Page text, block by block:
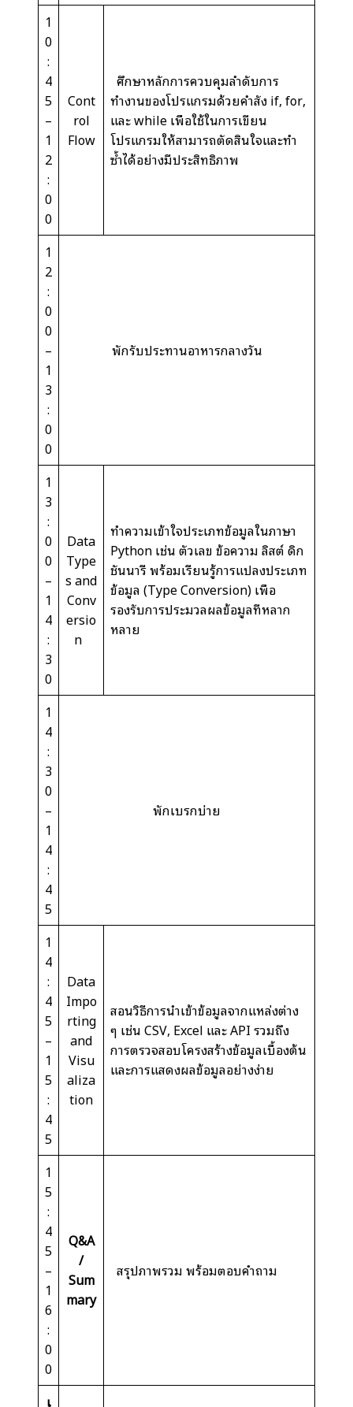
1
0
:
4
5
–
1
2
:
0
0
Cont
rol
Flow
ศึกษาหลักการควบคุมลำดับการ
ทำงานของโปรแกรมด้วยคำสั่ง if, for,
และ while เพื่อใช้ในการเขียน
โปรแกรมให้สามารถตัดสินใจและทำ
ซ้ำได้อย่างมีประสิทธิภาพ
1
2
:
0
0
–
1
3
:
0
0
พักรับประทานอาหารกลางวัน
1
3
:
0
0
–
1
4
:
3
0
Data
Type
s and
Conv
ersio
n
ทำความเข้าใจประเภทข้อมูลในภาษา
Python เช่น ตัวเลข ข้อความ ลิสต์ ดิก
ชันนารี พร้อมเรียนรู้การแปลงประเภท
ข้อมูล (Type Conversion) เพื่อ
รองรับการประมวลผลข้อมูลที่หลาก
หลาย
1
4
:
3
0
–
1
4
:
4
5
พักเบรกบ่าย
1
4
:
4
5
–
1
5
:
4
5
Data
Impo
rting
and
Visu
aliza
tion
สอนวิธีการนำเข้าข้อมูลจากแหล่งต่าง
ๆ เช่น CSV, Excel และ API รวมถึง
การตรวจสอบโครงสร้างข้อมูลเบื้องต้น
และการแสดงผลข้อมูลอย่างง่าย
1
5
:
4
5
–
1
6
:
0
0
Q&A
/
Sum
mary
สรุปภาพรวม พร้อมตอบคำถาม
เ